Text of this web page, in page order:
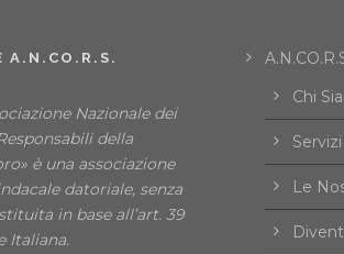
A.N.CO.R.S.
Nazionale dei
della
è una associazione
datoriale, senza
in base all’art. 39
Italiana.
Chi
Servizi
Le